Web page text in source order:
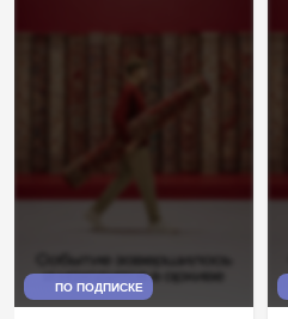
ПО ПОДПИСКЕ